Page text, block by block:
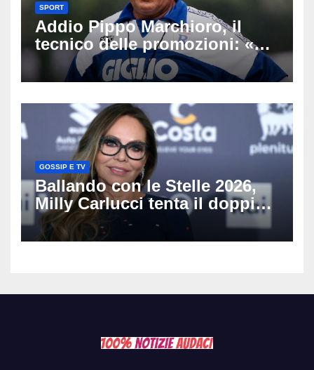
SPORT
Addio Pippo Marchioro, il
tecnico delle promozioni: «Ha
scritto pagine indimenticabili
del nostro calcio»
GOSSIP E TV
Ballando con le Stelle 2026,
Milly Carlucci tenta il doppio
colpo: tra i papabili Ornella
Muti e Monica Guerritore